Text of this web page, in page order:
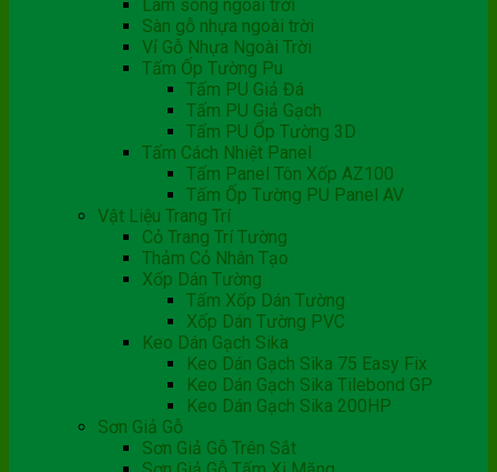
Lam sóng ngoài trời
Sàn gỗ nhựa ngoài trời
Vỉ Gỗ Nhựa Ngoài Trời
Tấm Ốp Tường Pu
Tấm PU Giả Đá
Tấm PU Giả Gạch
Tấm PU Ốp Tường 3D
Tấm Cách Nhiệt Panel
Tấm Panel Tôn Xốp AZ100
Tấm Ốp Tường PU Panel AV
Vật Liệu Trang Trí
Cỏ Trang Trí Tường
Thảm Cỏ Nhân Tạo
Xốp Dán Tường
Tấm Xốp Dán Tường
Xốp Dán Tường PVC
Keo Dán Gạch Sika
Keo Dán Gạch Sika 75 Easy Fix
Keo Dán Gạch Sika Tilebond GP
Keo Dán Gạch Sika 200HP
Sơn Giả Gỗ
Sơn Giả Gỗ Trên Sắt